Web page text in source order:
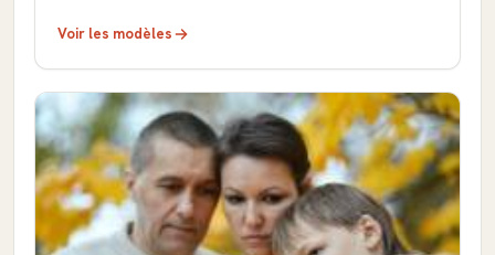
Voir les modèles